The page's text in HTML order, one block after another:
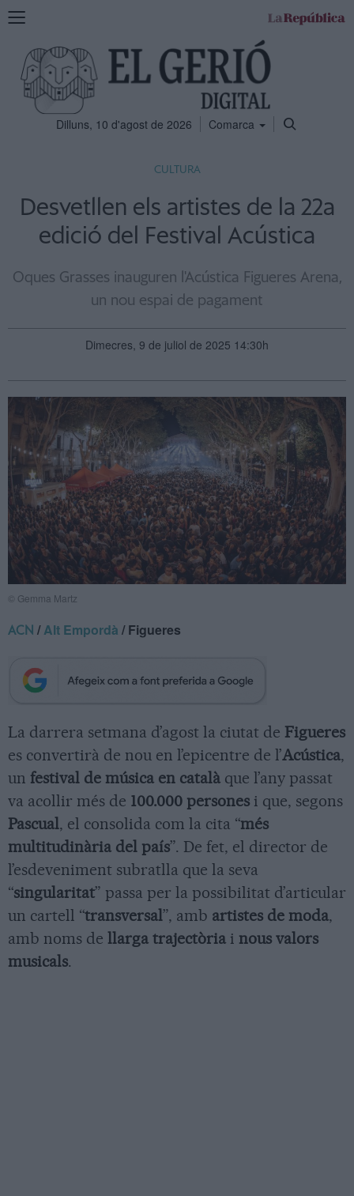
Mostra
navegació
Dilluns, 10 d'agost de 2026 Comarca
CULTURA
Desvetllen els artistes de la 22a
edició del Festival Acústica
Oques Grasses inauguren l'Acústica Figueres Arena,
un nou espai de pagament
Dimecres, 9 de juliol de 2025 14:30h
© Gemma Martz
ACN /Alt Empordà / Figueres
La darrera setmana d’agost la ciutat de Figueres
es convertirà de nou en l’epicentre de l’Acústica,
un festival de música en català que l’any passat
va acollir més de 100.000 persones i que, segons
Pascual, el consolida com la cita “més
multitudinària del país”. De fet, el director de
l’esdeveniment subratlla que la seva
“singularitat” passa per la possibilitat d’articular
un cartell “transversal”, amb artistes de moda,
amb noms de llarga trajectòria i nous valors
musicals.